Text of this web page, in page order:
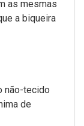
as mesmas
a biqueira
não-tecido
de